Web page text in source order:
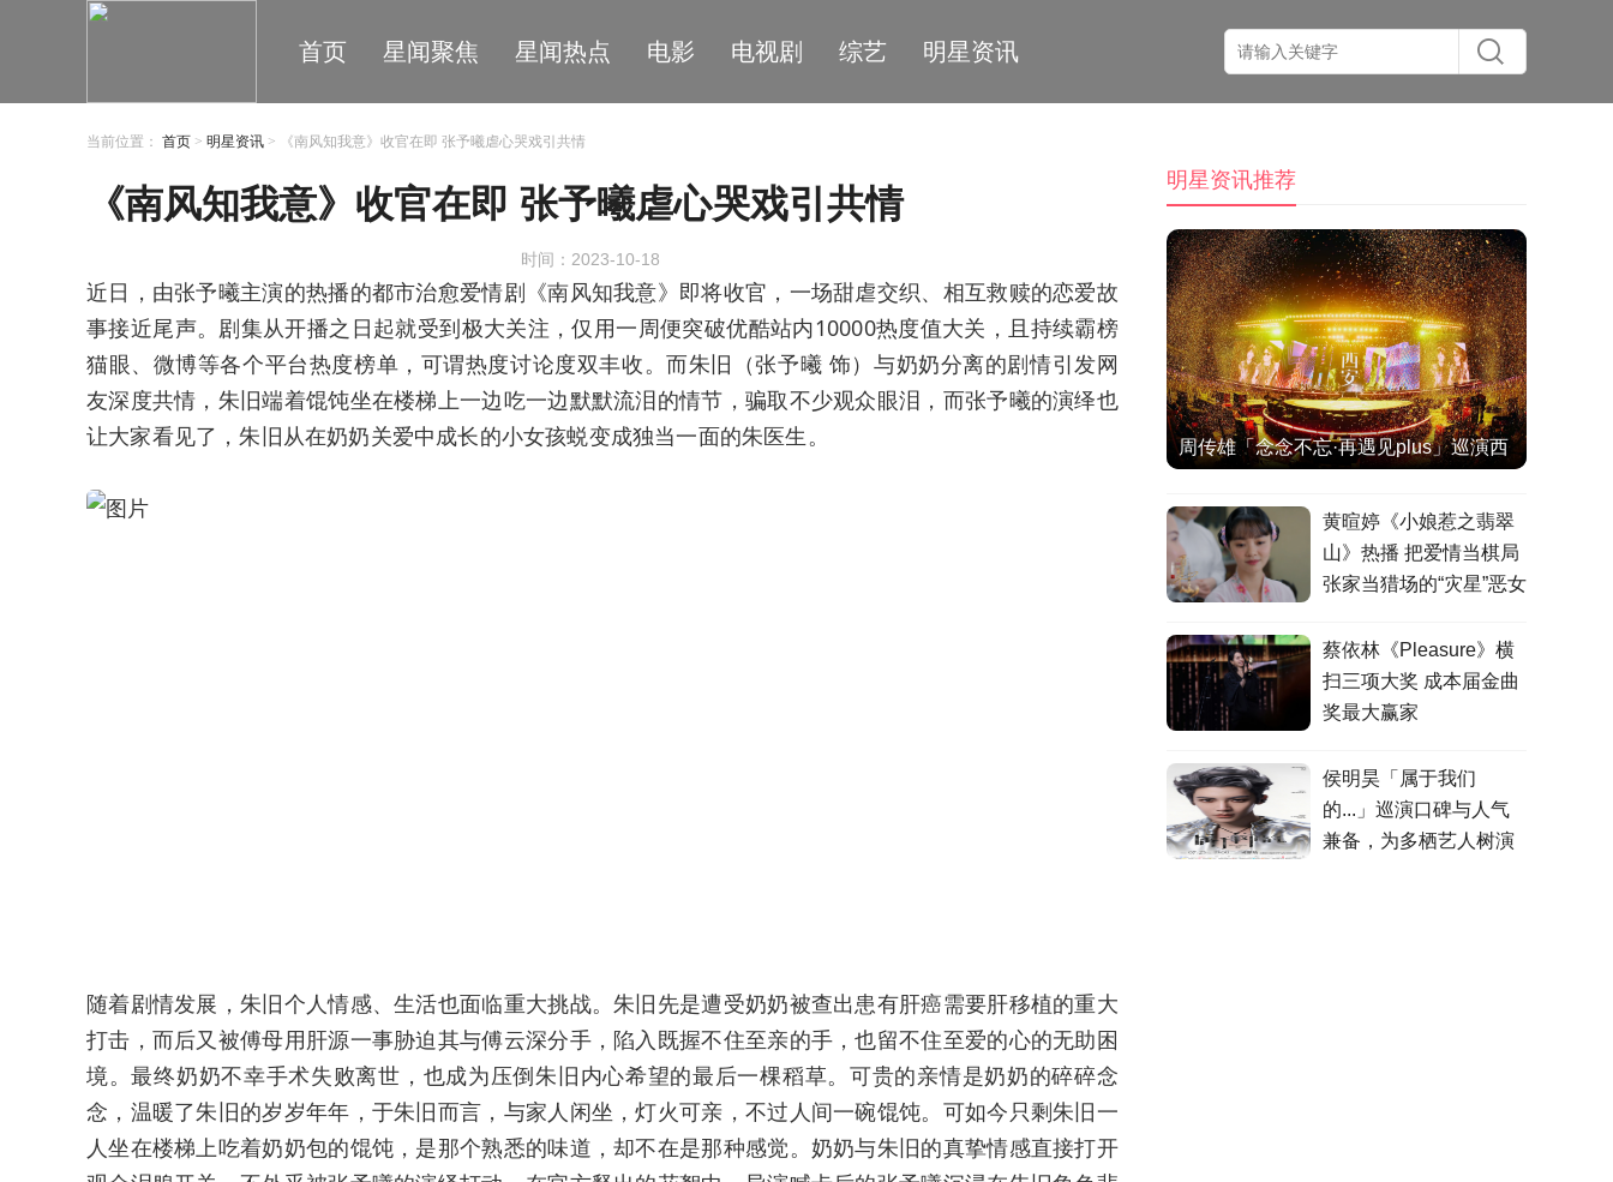
首页 星闻聚焦 星闻热点 电影 电视剧 综艺 明星资讯
当前位置： 首页 > 明星资讯 > 《南风知我意》收官在即 张予曦虐心哭戏引共情
《南风知我意》收官在即 张予曦虐心哭戏引共情
时间：2023-10-18
近日，由张予曦主演的热播的都市治愈爱情剧《南风知我意》即将收官，一场甜虐交织、相互救赎的恋爱故
事接近尾声。剧集从开播之日起就受到极大关注，仅用一周便突破优酷站内10000热度值大关，且持续霸榜
猫眼、微博等各个平台热度榜单，可谓热度讨论度双丰收。而朱旧（张予曦 饰）与奶奶分离的剧情引发网
友深度共情，朱旧端着馄饨坐在楼梯上一边吃一边默默流泪的情节，骗取不少观众眼泪，而张予曦的演绎也
让大家看见了，朱旧从在奶奶关爱中成长的小女孩蜕变成独当一面的朱医生。
随着剧情发展，朱旧个人情感、生活也面临重大挑战。朱旧先是遭受奶奶被查出患有肝癌需要肝移植的重大
打击，而后又被傅母用肝源一事胁迫其与傅云深分手，陷入既握不住至亲的手，也留不住至爱的心的无助困
境。最终奶奶不幸手术失败离世，也成为压倒朱旧内心希望的最后一棵稻草。可贵的亲情是奶奶的碎碎念
念，温暖了朱旧的岁岁年年，于朱旧而言，与家人闲坐，灯火可亲，不过人间一碗馄饨。可如今只剩朱旧一
人坐在楼梯上吃着奶奶包的馄饨，是那个熟悉的味道，却不在是那种感觉。奶奶与朱旧的真挚情感直接打开
明星资讯推荐
周传雄「念念不忘·再遇见plus」巡演西
黄暄婷《小娘惹之翡翠
山》热播 把爱情当棋局
张家当猎场的“灾星”恶女
蔡依林《Pleasure》横
扫三项大奖 成本届金曲
奖最大赢家
侯明昊「属于我们
的...」巡演口碑与人气
兼备，为多栖艺人树演